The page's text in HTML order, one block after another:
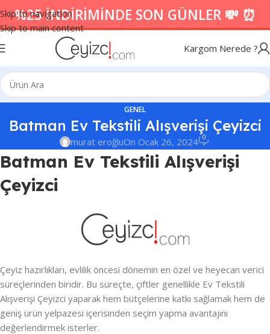
Skip to navigation
Skip to main content
%25 İNDİRİMİNDE SON GÜNLER 💸 ⏰
Kargom Nerede ?
GENEL
Batman Ev Tekstili Alışverişi Çeyizci
murat eroğluOn Ocak 26, 2024 0
Batman Ev Tekstili Alışverişi
Çeyizci
Çeyiz hazırlıkları, evlilik öncesi dönemin en özel ve heyecan verici
süreçlerinden biridir. Bu süreçte, çiftler genellikle Ev Tekstili
Alışverişi Çeyizci yaparak hem bütçelerine katkı sağlamak hem de
geniş ürün yelpazesi içerisinden seçim yapma avantajını
değerlendirmek isterler.